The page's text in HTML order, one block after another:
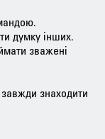
думку інших.
зважені
знаходити